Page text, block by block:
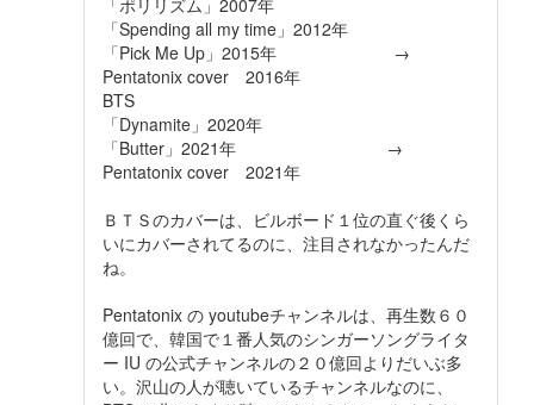
「Spending all my time」2012年
「Pick Me Up」2015年 →
Pentatonix cover 2016年
BTS
「Dynamite」2020年
「Butter」2021年 →
Pentatonix cover 2021年
ＢＴＳのカバーは、ビルボード１位の直ぐ後くら
いにカバーされてるのに、注目されなかったんだ
ね。
Pentatonix の youtubeチャンネルは、再生数６０
億回で、韓国で１番人気のシンガーソングライタ
ー IU の公式チャンネルの２０億回よりだいぶ多
い。沢山の人が聴いているチャンネルなのに、